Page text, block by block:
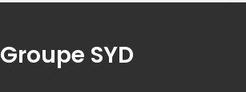
Groupe SYD